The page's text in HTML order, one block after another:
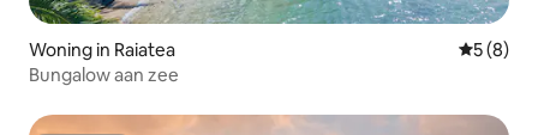
Woning in Raiatea
5 (8)
Bungalow aan zee